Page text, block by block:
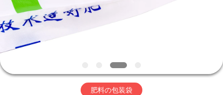
ム
品
肥料の包装袋